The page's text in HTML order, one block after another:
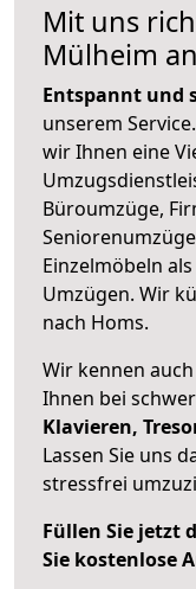
Mit uns
Mülheim
Entspannt und
unserem
wir Ihnen eine
Büroumzüge,
Einzelmöbeln
Umzügen. Wir
nach Homs.
Wir kennen
Ihnen bei
Klavieren,
Lassen Sie uns
stressfrei
Füllen Sie jetzt
Sie kostenlose